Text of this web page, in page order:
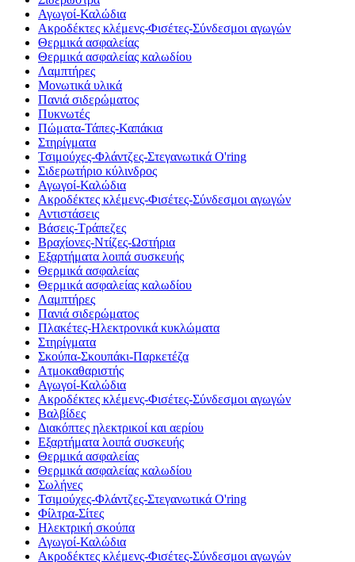
Αγωγοί-Καλώδια
Ακροδέκτες κλέμενς-Φισέτες-Σύνδεσμοι αγωγών
Θερμικά ασφαλείας
Θερμικά ασφαλείας καλωδίου
Λαμπτήρες
Μονωτικά υλικά
Πανιά σιδερώματος
Πυκνωτές
Πώματα-Τάπες-Καπάκια
Στηρίγματα
Τσιμούχες-Φλάντζες-Στεγανωτικά O'ring
Σιδερωτήριο κύλινδρος
Αγωγοί-Καλώδια
Ακροδέκτες κλέμενς-Φισέτες-Σύνδεσμοι αγωγών
Αντιστάσεις
Βάσεις-Τράπεζες
Βραχίονες-Ντίζες-Ωστήρια
Εξαρτήματα λοιπά συσκευής
Θερμικά ασφαλείας
Θερμικά ασφαλείας καλωδίου
Λαμπτήρες
Πανιά σιδερώματος
Πλακέτες-Ηλεκτρονικά κυκλώματα
Στηρίγματα
Σκούπα-Σκουπάκι-Παρκετέζα
Ατμοκαθαριστής
Αγωγοί-Καλώδια
Ακροδέκτες κλέμενς-Φισέτες-Σύνδεσμοι αγωγών
Βαλβίδες
Διακόπτες ηλεκτρικοί και αερίου
Εξαρτήματα λοιπά συσκευής
Θερμικά ασφαλείας
Θερμικά ασφαλείας καλωδίου
Σωλήνες
Τσιμούχες-Φλάντζες-Στεγανωτικά O'ring
Φίλτρα-Σίτες
Ηλεκτρική σκούπα
Αγωγοί-Καλώδια
Ακροδέκτες κλέμενς-Φισέτες-Σύνδεσμοι αγωγών